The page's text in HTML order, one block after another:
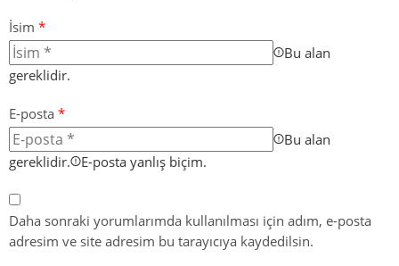
İsim *
Bu alan
gereklidir.
E-posta *
Bu alan
gereklidir.
E-posta yanlış biçim.
Daha sonraki yorumlarımda kullanılması için adım, e-posta
adresim ve site adresim bu tarayıcıya kaydedilsin.